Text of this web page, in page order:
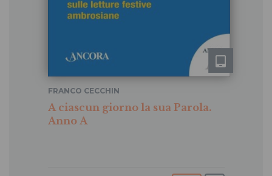
A ciascun giorno la sua Parola.
Anno A
FRANCO CECCHIN